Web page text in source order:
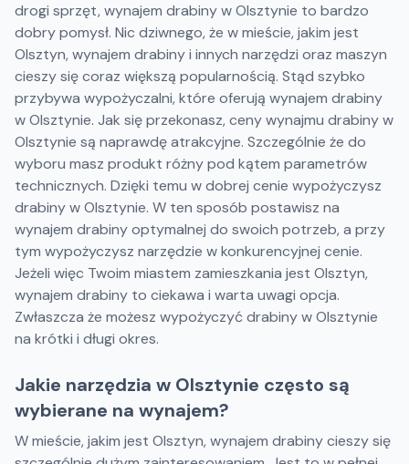
drogi sprzęt, wynajem drabiny w Olsztynie to bardzo
dobry pomysł. Nic dziwnego, że w mieście, jakim jest
Olsztyn, wynajem drabiny i innych narzędzi oraz maszyn
cieszy się coraz większą popularnością. Stąd szybko
przybywa wypożyczalni, które oferują wynajem drabiny
w Olsztynie. Jak się przekonasz, ceny wynajmu drabiny w
Olsztynie są naprawdę atrakcyjne. Szczególnie że do
wyboru masz produkt różny pod kątem parametrów
technicznych. Dzięki temu w dobrej cenie wypożyczysz
drabiny w Olsztynie. W ten sposób postawisz na
wynajem drabiny optymalnej do swoich potrzeb, a przy
tym wypożyczysz narzędzie w konkurencyjnej cenie.
Jeżeli więc Twoim miastem zamieszkania jest Olsztyn,
wynajem drabiny to ciekawa i warta uwagi opcja.
Zwłaszcza że możesz wypożyczyć drabiny w Olsztynie
na krótki i długi okres.
Jakie narzędzia w Olsztynie często są
wybierane na wynajem?
W mieście, jakim jest Olsztyn, wynajem drabiny cieszy się